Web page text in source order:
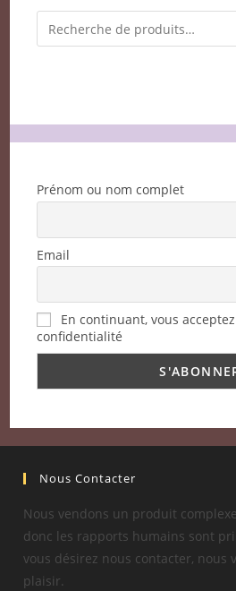
Prénom ou nom complet
Email
En continuant, vous
confidentialité
Nous Contacter
Nous vendons un produit
donc les rapports humains sont
vous désirez nous contacter, nous
plaisir.